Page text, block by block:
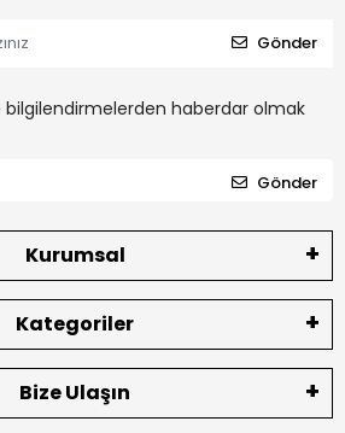
Gönder
haberdar olmak
Gönder
Kurumsal
Kategoriler
Bize Ulaşın